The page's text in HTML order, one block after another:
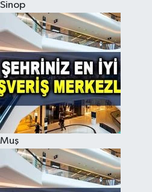
Sinop
Muş